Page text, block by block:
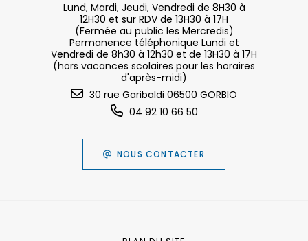
Lund, Mardi, Jeudi, Vendredi de 8H30 à
12H30 et sur RDV de 13H30 à 17H
(Fermée au public les Mercredis)
Permanence téléphonique Lundi et
Vendredi de 8h30 à 12h30 et de 13H30 à 17H
(hors vacances scolaires pour les horaires
d'après-midi)
30 rue Garibaldi 06500 GORBIO
04 92 10 66 50
NOUS CONTACTER